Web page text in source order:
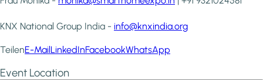
KNX National Group India - info@knxindia.org
TeilenE-MailLinkedInFacebookWhatsApp
Event Location